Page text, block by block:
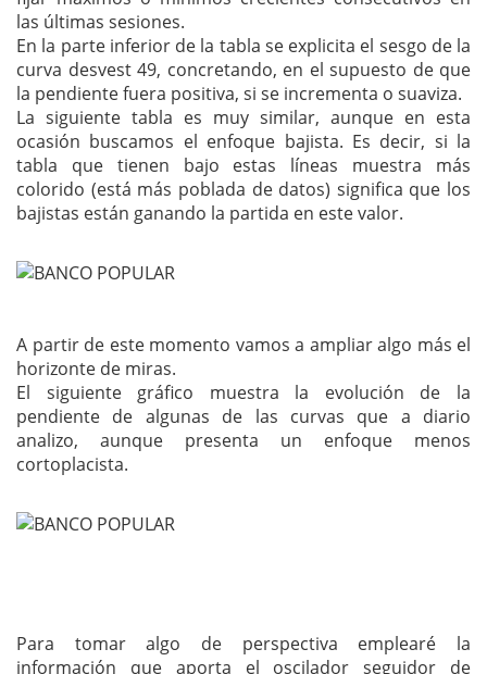
las últimas sesiones.
En la parte inferior de la tabla se explicita el sesgo de la
curva desvest 49, concretando, en el supuesto de que
la pendiente fuera positiva, si se incrementa o suaviza.
La siguiente tabla es muy similar, aunque en esta
ocasión buscamos el enfoque bajista. Es decir, si la
tabla que tienen bajo estas líneas muestra más
colorido (está más poblada de datos) significa que los
bajistas están ganando la partida en este valor.
A partir de este momento vamos a ampliar algo más el
horizonte de miras.
El siguiente gráfico muestra la evolución de la
pendiente de algunas de las curvas que a diario
analizo, aunque presenta un enfoque menos
cortoplacista.
Para tomar algo de perspectiva emplearé la
información que aporta el oscilador seguidor de